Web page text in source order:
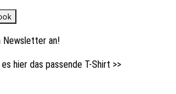
Newsletter an!
hier das passende T-Shirt >>